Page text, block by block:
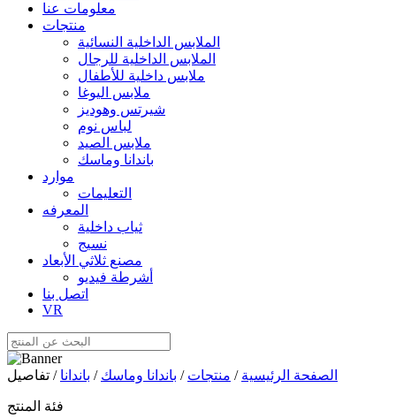
معلومات عنا
منتجات
الملابس الداخلية النسائية
الملابس الداخلية للرجال
ملابس داخلية للأطفال
ملابس اليوغا
شيرتس وهوديز
لباس نوم
ملابس الصيد
باندانا وماسك
موارد
التعليمات
المعرفه
ثياب داخلية
نسيج
مصنع ثلاثي الأبعاد
أشرطة فيديو
اتصل بنا
VR
الصفحة الرئيسية / منتجات / باندانا وماسك / باندانا / تفاصيل
فئة المنتج